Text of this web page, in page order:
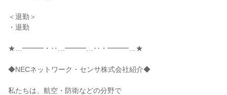
＜退勤＞
・退勤
★…━━━・‥…━━━…‥・━━━…★
◆NECネットワーク・センサ株式会社紹介◆
私たちは、航空・防衛などの分野で